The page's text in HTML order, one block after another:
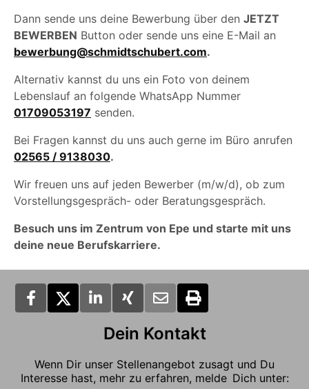
Dann sende uns deine Bewerbung über den JETZT
BEWERBEN Button oder sende uns eine E-Mail an
bewerbung@schmidtschubert.com.
Alternativ kannst du uns ein Foto von deinem
Lebenslauf an folgende WhatsApp Nummer
01709053197 senden.
Bei Fragen kannst du uns auch gerne im Büro anrufen
02565 / 9138030.
Wir freuen uns auf jeden Bewerber (m/w/d), ob zum
Vorstellungsgespräch- oder Beratungsgespräch.
Besuch uns im Zentrum von Epe und starte mit uns
deine neue Berufskarriere.
Dein Kontakt
Wenn Dir unser Stellenangebot zusagt und Du
Interesse hast, mehr zu erfahren, melde Dich unter: